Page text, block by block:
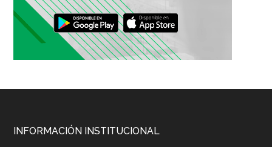
Footer
INFORMACIÓN INSTITUCIONAL